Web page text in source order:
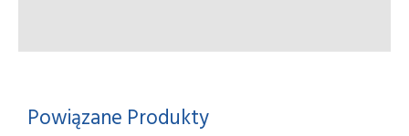
Powiązane Produkty